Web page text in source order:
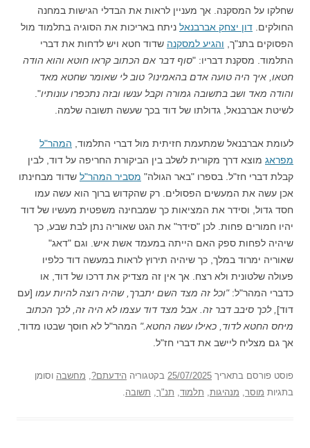
שחלקו על המסקנה. אך מעניין לראות את הבדלי הגישות במחנה
החולקים. דון יצחק אברבנאל ניתח באריכות את הסוגיה בתלמוד מול
הפסוקים בתנ"ך, והגיע למסקנה שדוד חטא ויש לדחות את דברי
התלמוד. מסקנת דבריו: "סוף דבר אם הכתוב קראו חוטא והוא הודה
חטאו, איך היה טועה אדם בהאמינו? טוב לי שאומר שחטא מאד
והודה מאד ושב בתשובה גמורה וקבל ענשו ובזה נתכפרו עונותיו".
לשיטת אברבנאל, גדולתו של דוד בכך שעשה תשובה שלמה.
לעומת אברבנאל שמתעמת חזיתית מול דברי התלמוד, המהר"ל
מפראג מוצא דרך מקורית לשלב בין הביקורת החריפה על דוד, לבין
קבלת דברי חז"ל. בספרו "באר הגולה" מסביר המהר"ל שדוד מבחינתו
אכן עשה את המעשים הפסולים. רק שהקדוש ברוך הוא עשה עמו
חסד גדול, וסידר את המציאות כך שמבחינה משפטית מעשיו של דוד
יהיו חמורים פחות. לכן "סידר" את הגט שאוריה נתן לבת שבע, כך
שיהיה לפחות ספק האם הייתה במעמד אשת איש. וגם "דאג"
שאוריה ימרוד במלך, כך שיהיה תירוץ לראות במעשה דוד כלפיו
פעולה שלטונית ולא רצח. אך אין זה מצדיק את דרכו של דוד, או
כדברי המהר"ל: "וכל זה מצד השם יתברך, שהיה רוצה להיות עמו [עם
דוד] , לכך סיבב דבר זה. אבל מצד דוד עצמו לא היה זה, לכך הכתוב
מיחס החטא לדוד, כאילו עשה החטא." המהר"ל לא חוסך שבטו מדוד,
אך גם מצליח ליישב את דברי חז"ל.
פוסט פורסם בתאריך 25/07/2025 בקטגוריה הידעתם? מחשבה וסומן
בתגיות מוסר מנהיגות תלמוד תנ"ך תשובה